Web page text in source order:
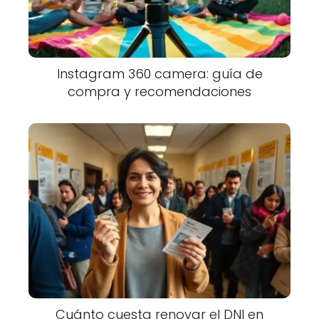
Instagram 360 camera: guía de
compra y recomendaciones
Cuánto cuesta renovar el DNI en